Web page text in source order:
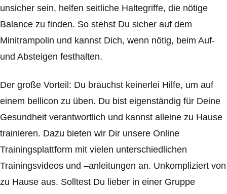
unsicher sein, helfen seitliche Haltegriffe, die nötige
Balance zu finden. So stehst Du sicher auf dem
Minitrampolin und kannst Dich, wenn nötig, beim Auf-
und Absteigen festhalten.
Der große Vorteil: Du brauchst keinerlei Hilfe, um auf
einem bellicon zu üben. Du bist eigenständig für Deine
Gesundheit verantwortlich und kannst alleine zu Hause
trainieren. Dazu bieten wir Dir unsere Online
Trainingsplattform mit vielen unterschiedlichen
Trainingsvideos und –anleitungen an. Unkompliziert von
zu Hause aus. Solltest Du lieber in einer Gruppe